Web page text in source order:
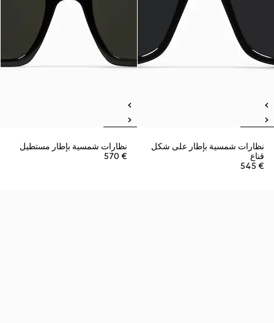
نظارات شمسية بإطار على شكل
قناع
€ 545
نظارات شمسية بإطار مستطيل
€ 570